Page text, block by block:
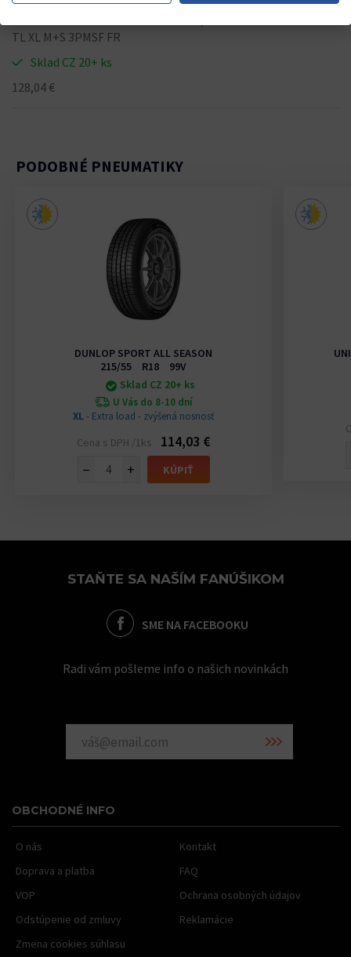
TL XL M+S 3PMSF FR
Sklad CZ 20+ ks
128,04 €
PODOBNÉ PNEUMATIKY
DUNLOP SPORT ALL SEASON
215/55 R18 99V
Sklad CZ 20+ ks
U Vás do 8-10 dní
XL- Extra load - zvýšená nosnosť
Cena s DPH /1ks
114,03 €
−
+ KÚPIŤ
STAŇTE SA NAŠÍM FANÚŠIKOM
SME NA FACEBOOKU
Radi vám pošleme info o našich novinkách
OBCHODNÉ INFO
O nás
Kontakt
Doprava a platba
FAQ
VOP
Ochrana osobných údajov
Odstúpenie od zmluvy
Reklamácie
Zmena cookies súhlasu